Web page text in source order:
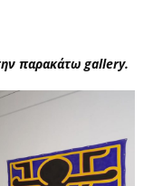
παρακάτω gallery.